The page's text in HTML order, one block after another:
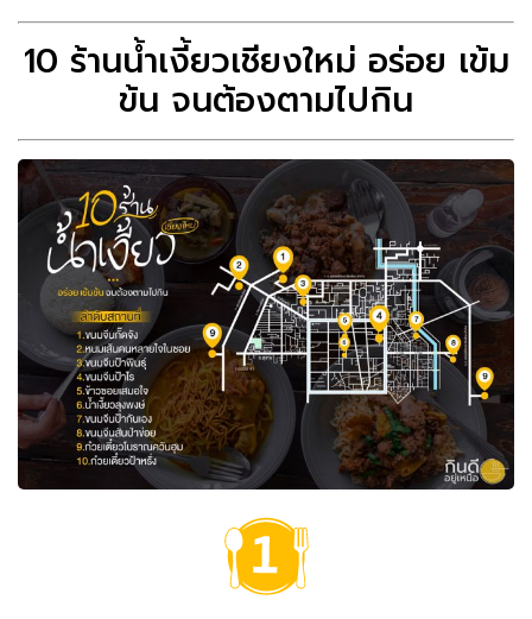
10 ร้านน้ำเงี้ยวเชียงใหม่ อร่อย เข้ม
ข้น จนต้องตามไปกิน